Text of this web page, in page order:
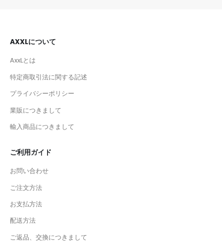
AXXLについて
AxxLとは
特定商取引法に関する記述
プライバシーポリシー
業販につきまして
輸入商品につきまして
ご利用ガイド
お問い合わせ
ご注文方法
お支払方法
配送方法
ご返品、交換につきまして